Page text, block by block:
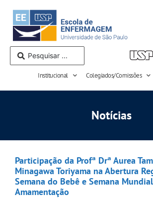
Institucional Colegiados/Comissões
Notícias
Participação da Profª Drª Aurea
Minagawa Toriyama na Abertura
Semana do Bebê e Semana
Amamentação